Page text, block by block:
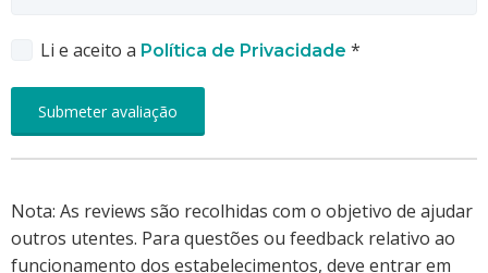
Li e aceito a Política de Privacidade *
Nota: As reviews são recolhidas com o objetivo de ajudar
outros utentes. Para questões ou feedback relativo ao
funcionamento dos estabelecimentos, deve entrar em